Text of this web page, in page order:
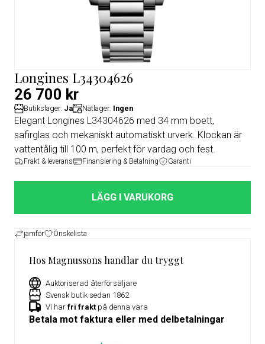
Longines L34304626
26 700 kr
Butikslager: Ja Nätlager: Ingen
Elegant Longines L34304626 med 34 mm boett,
safirglas och mekaniskt automatiskt urverk. Klockan är
vattentålig till 100 m, perfekt för vardag och fest.
Frakt & leverans Finansiering & Betalning Garanti
LÄGG I VARUKORG
jämför Önskelista
Hos Magnussons handlar du tryggt
Auktoriserad återförsäljare
Svensk butik sedan 1862
Vi har fri frakt på denna vara
Betala mot faktura eller med delbetalningar